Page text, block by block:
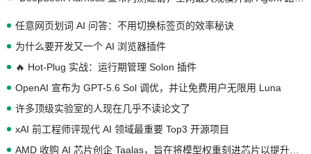
任意网页划词 AI 问答：不用切换标签页的效率秘诀
为什么要开发又一个 AI 浏览器插件
🔥 Hot-Plug 实战：运行期管理 Solon 插件
OpenAI 宣布为 GPT-5.6 Sol 调优，并让免费用户无限用 Luna
许多顶级实验室的人现在几乎不读论文了
xAI 前工程师评现代 AI 领域最重要 Top3 开源项目